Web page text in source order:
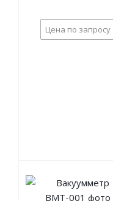
Цена по запросу